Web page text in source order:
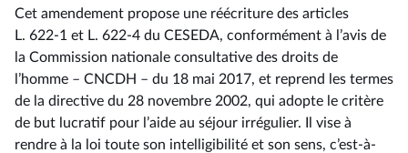
Cet amendement propose une réécriture des articles
L. 622-1 et L. 622-4 du CESEDA, conformément à l’avis de
la Commission nationale consultative des droits de
l’homme –⁠ CNCDH – du 18 mai 2017, et reprend les termes
de la directive du 28 novembre 2002, qui adopte le critère
de but lucratif pour l’aide au séjour irrégulier. Il vise à
rendre à la loi toute son intelligibilité et son sens, c’est-à-